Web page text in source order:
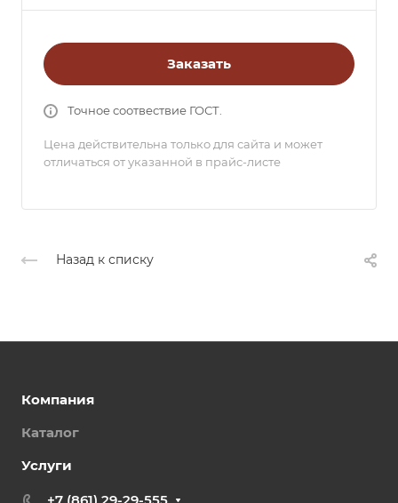
Заказать
Точное соотвествие ГОСТ.
Цена действительна только для сайта и может
отличаться от указанной в прайс-листе
Назад к списку
Компания
Каталог
Услуги